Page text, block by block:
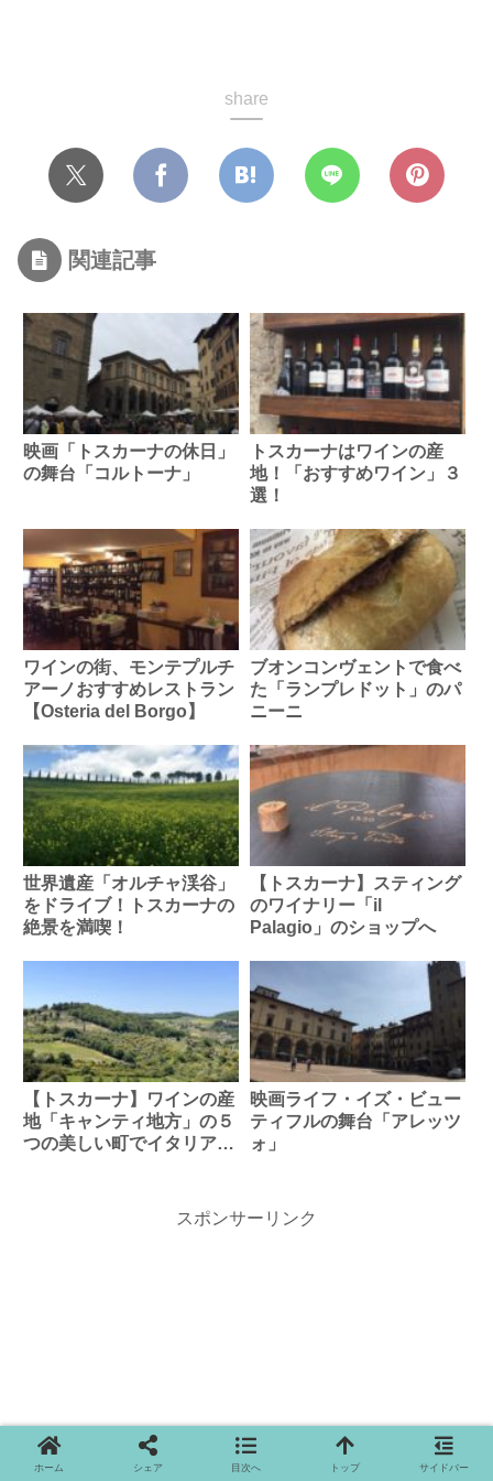
share
関連記事
映画「トスカーナの休日」
の舞台「コルトーナ」
トスカーナはワインの産
地！「おすすめワイン」３
選！
ワインの街、モンテプルチ
アーノおすすめレストラン
【Osteria del Borgo】
ブオンコンヴェントで食べ
た「ランプレドット」のパ
ニーニ
世界遺産「オルチャ渓谷」
をドライブ！トスカーナの
絶景を満喫！
【トスカーナ】スティング
のワイナリー「il
Palagio」のショップへ
【トスカーナ】ワインの産
地「キャンティ地方」の５
つの美しい町でイタリアを
映画ライフ・イズ・ビュー
ティフルの舞台「アレッツ
ォ」
スポンサーリンク
ホーム シェア 目次へ トップ サイドバー